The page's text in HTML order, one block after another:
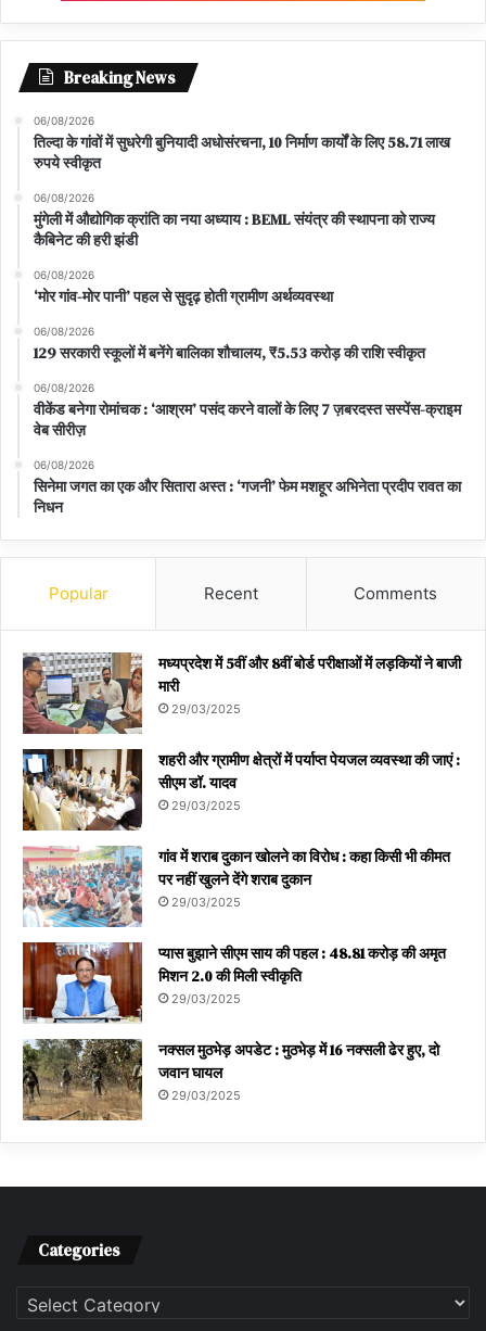
Breaking News
06/08/2026
तिल्दा के गांवों में सुधरेगी बुनियादी अधोसंरचना, 10 निर्माण कार्यों के लिए 58.71 लाख
रुपये स्वीकृत
06/08/2026
मुंगेली में औद्योगिक क्रांति का नया अध्याय : BEML संयंत्र की स्थापना को राज्य
कैबिनेट की हरी झंडी
06/08/2026
‘मोर गांव-मोर पानी’ पहल से सुदृढ़ होती ग्रामीण अर्थव्यवस्था
06/08/2026
129 सरकारी स्कूलों में बनेंगे बालिका शौचालय, ₹5.53 करोड़ की राशि स्वीकृत
06/08/2026
वीकेंड बनेगा रोमांचक : ‘आश्रम’ पसंद करने वालों के लिए 7 ज़बरदस्त सस्पेंस-क्राइम
वेब सीरीज़
06/08/2026
सिनेमा जगत का एक और सितारा अस्त : ‘गजनी’ फेम मशहूर अभिनेता प्रदीप रावत का
निधन
Popular Recent Comments
मध्यप्रदेश में 5वीं और 8वीं बोर्ड परीक्षाओं में लड़कियों ने बाजी
मारी
29/03/2025
शहरी और ग्रामीण क्षेत्रों में पर्याप्त पेयजल व्यवस्था की जाएं :
सीएम डॉ. यादव
29/03/2025
गांव में शराब दुकान खोलने का विरोध : कहा किसी भी कीमत
पर नहीं खुलने देंगे शराब दुकान
29/03/2025
प्यास बुझाने सीएम साय की पहल : 48.81 करोड़ की अमृत
मिशन 2.0 की मिली स्वीकृति
29/03/2025
नक्सल मुठभेड़ अपडेट : मुठभेड़ में 16 नक्सली ढेर हुए, दो
जवान घायल
29/03/2025
Categories
Categories